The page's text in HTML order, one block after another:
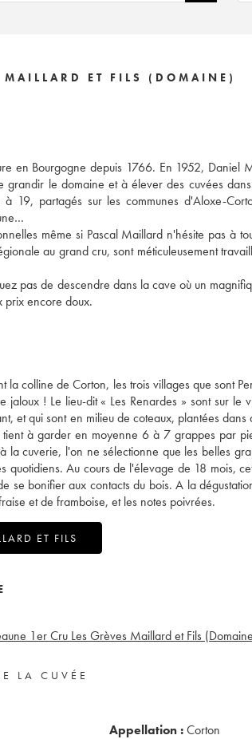
MAILLARD ET FILS (DOMAINE)
en Bourgogne depuis 1766. En 1952, Daniel
le domaine et à élever des cuvées
19, partagés sur les communes d'Aloxe-
même si Pascal Maillard n'hésite pas à
au grand cru, sont méticuleusement
pas de descendre dans la cave où un
prix encore doux.
la colline de Corton, les trois villages que sont
! Le lieu-dit « Les Renardes » sont sur le
et qui sont en milieu de coteaux, plantées
à garder en moyenne 6 à 7 grappes par
la cuverie, l'on ne sélectionne que les belles
Au cours de l'élevage de 18 mois,
se bonifier aux contacts du bois. A la
et de framboise, et les notes poivrées.
ET FILS
1er Cru Les Grèves Maillard et Fils
LA CUVÉE
Appellation :Corton